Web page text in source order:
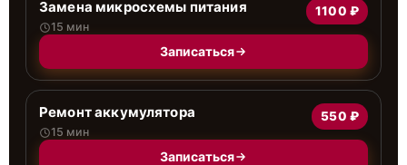
Замена микросхемы питания
15 мин
1100 ₽
Записаться
Ремонт аккумулятора
15 мин
550 ₽
Записаться